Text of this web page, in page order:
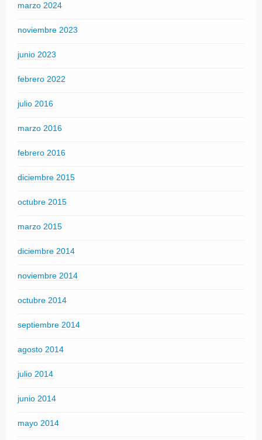
marzo 2024
noviembre 2023
junio 2023
febrero 2022
julio 2016
marzo 2016
febrero 2016
diciembre 2015
octubre 2015
marzo 2015
diciembre 2014
noviembre 2014
octubre 2014
septiembre 2014
agosto 2014
julio 2014
junio 2014
mayo 2014